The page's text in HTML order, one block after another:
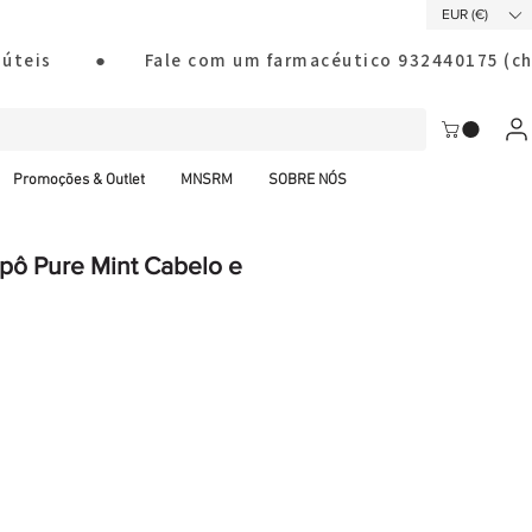
EUR (€)
úteis        ●       Fale com um farmacéutico
Promoções & Outlet MNSRM SOBRE NÓS
Pure Mint Cabelo e